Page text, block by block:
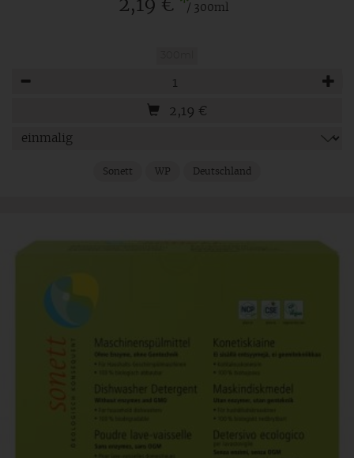
2,19 € / 300ml
2,19 €
Sonett WP Deutschland